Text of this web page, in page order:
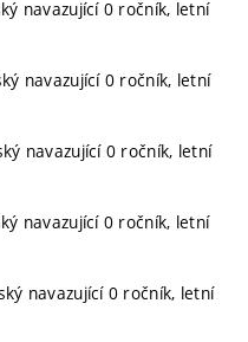
navazující 0 ročník, letní
navazující 0 ročník, letní
navazující 0 ročník, letní
navazující 0 ročník, letní
navazující 0 ročník, letní